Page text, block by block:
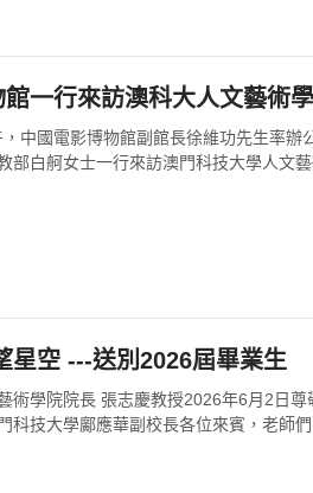
館一行來訪澳科大人文藝術
中國電影博物館副館長徐維功先生率辦
部白舸女士一行來訪澳門科技大學人文
抬起頭來 仰望星空 ---送別2026屆畢業生
術學院院長 張志慶教授2026年6月2日
科技大學鄺應華副校長各位來賓，老師